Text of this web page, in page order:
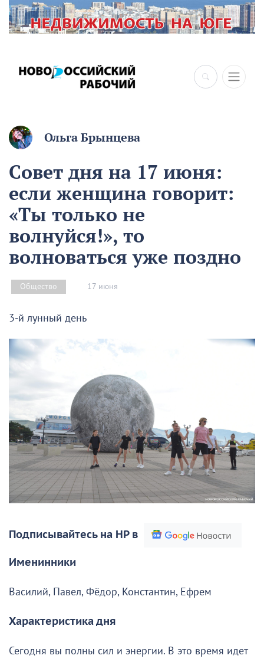
×
Ольга Брынцева
Совет дня на 17 июня:
если женщина говорит:
«Ты только не
волнуйся!», то
волноваться уже поздно
Общество 17 июня
3-й лунный день
Подписывайтесь на НР в
Именинники
Василий, Павел, Фёдор, Константин, Ефрем
Характеристика дня
Сегодня вы полны сил и энергии. В это время идет